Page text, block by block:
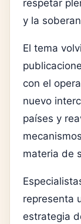
respetar
y la
El tema
con el
nuevo
países y
materia de
representa
estrategia